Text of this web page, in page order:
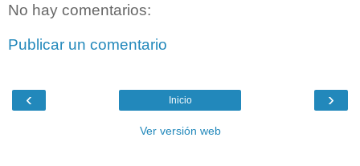
No hay comentarios:
Publicar un comentario
‹ ›
Inicio
Ver versión web